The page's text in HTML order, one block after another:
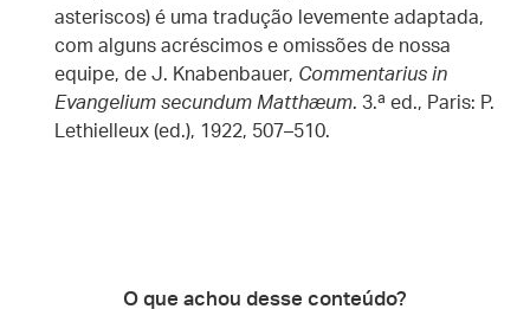
asteriscos) é uma tradução levemente adaptada,
com alguns acréscimos e omissões de nossa
equipe, de J. Knabenbauer, Commentarius in
Evangelium secundum Matthæum. 3.ª ed., Paris: P.
Lethielleux (ed.), 1922, 507–510.
O que achou desse conteúdo?